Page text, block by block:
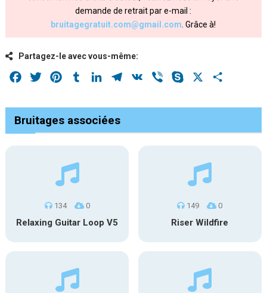
demande de retrait par e-mail :
bruitagegratuit.com@gmail.com . Grâce à!
Partagez-le avec vous-même:
Facebook
Twitter PinterestTumblrLinkedInTelegram
VK Viber Skype
Bruitages associées
134 0
Relaxing Guitar Loop V5
149 0
Riser Wildfire